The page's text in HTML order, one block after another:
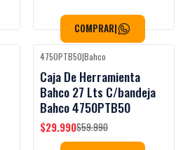
COMPRAR|
-50%OFF Black Week
4750PTB50|Bahco
Caja De Herramienta
Bahco 27 Lts C/bandeja
Bahco 4750PTB50
$29.990$59.990